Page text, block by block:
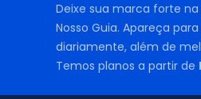
Deixe sua marca forte
Nosso Guia. Apareça
diariamente, além de
Temos planos a partir de